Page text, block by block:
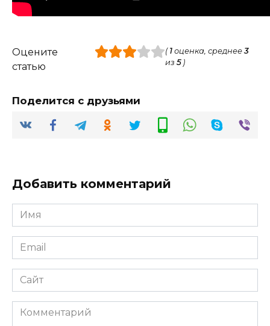
Оцените
статью
( 1оценка, среднее3
из 5)
Поделится с друзьями
Добавить комментарий
Имя
*
Email
*
Сайт
Комментарий